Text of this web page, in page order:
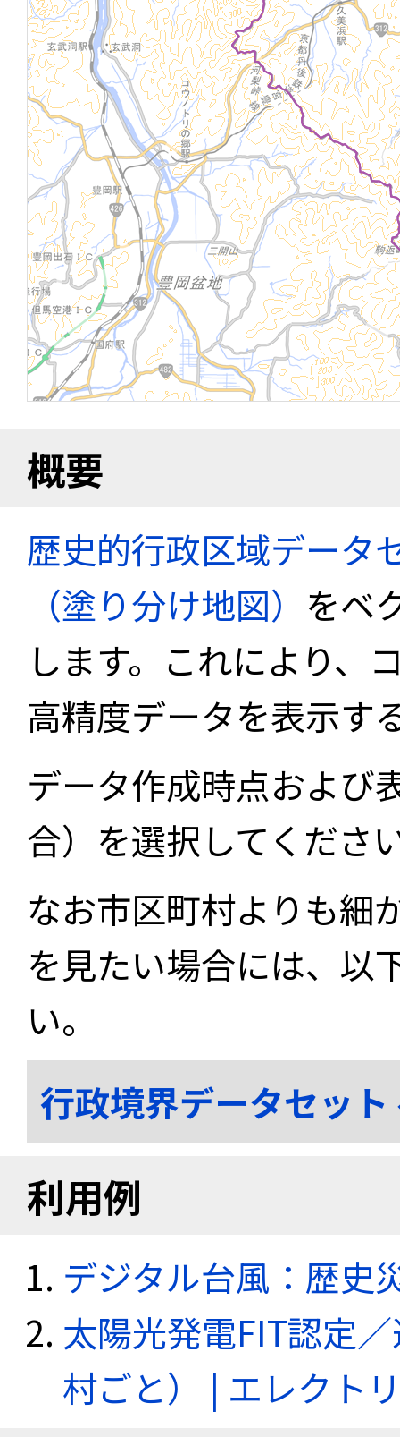
概要
歴史的行政区域データ
（塗り分け地図） をベ
します。これにより、
高精度データを表示す
データ作成時点および
合）を選択してくださ
なお市区町村よりも細
を見たい場合には、以
い。
行政境界データセッ
利用例
デジタル台風：歴史
太陽光発電FIT認定
村ごと） | エレクト